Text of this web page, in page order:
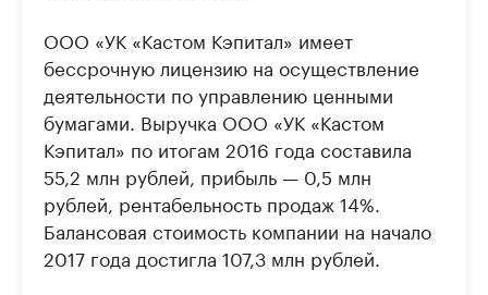
ООО «УК «Кастом Кэпитал» имеет
бессрочную лицензию на осуществление
деятельности по управлению ценными
бумагами. Выручка ООО «УК «Кастом
Кэпитал» по итогам 2016 года составила
55,2 млн рублей, прибыль — 0,5 млн
рублей, рентабельность продаж 14%.
Балансовая стоимость компании на начало
2017 года достигла 107,3 млн рублей.